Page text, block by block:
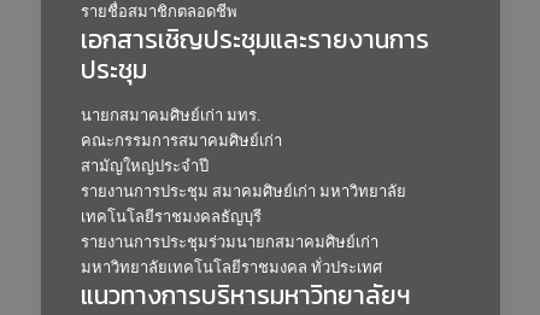
รายชื่อสมาชิกตลอดชีพ
เอกสารเชิญประชุมและรายงานการ
ประชุม
นายกสมาคมศิษย์เก่า มทร.
คณะกรรมการสมาคมศิษย์เก่า
สามัญใหญ่ประจำปี
รายงานการประชุม สมาคมศิษย์เก่า มหาวิทยาลัย
เทคโนโลยีราชมงคลธัญบุรี
รายงานการประชุมร่วมนายกสมาคมศิษย์เก่า
มหาวิทยาลัยเทคโนโลยีราชมงคล ทั่วประเทศ
แนวทางการบริหารมหาวิทยาลัยฯ